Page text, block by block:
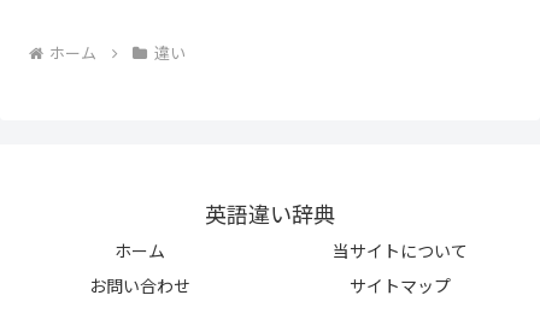
ホーム 違い
英語違い辞典
ホーム
当サイトについて
お問い合わせ
サイトマップ